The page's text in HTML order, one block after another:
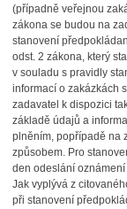
(případně veřejnou
zákona se budou na
stanovení
odst. 2 zákona, který
v souladu s pravidly
informací o zakázkách
zadavatel k dispozici
základě údajů a
plněním, popřípadě na
způsobem. Pro
den odeslání
Jak vyplývá z
při stanovení